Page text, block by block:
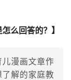
么回答的？】
漫画文章作
解的家庭教